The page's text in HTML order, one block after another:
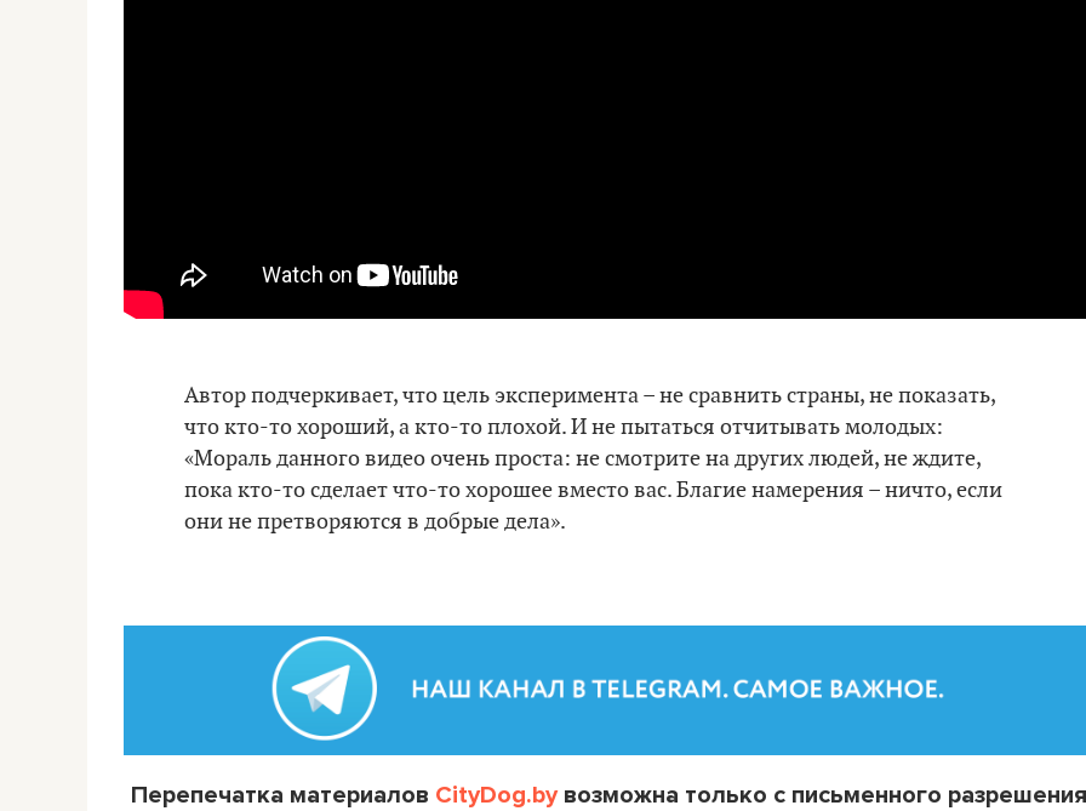
Автор подчеркивает, что цель эксперимента – не сравнить страны, не показать,
что кто-то хороший, а кто-то плохой. И не пытаться отчитывать молодых:
«Мораль данного видео очень проста: не смотрите на других людей, не ждите,
пока кто-то сделает что-то хорошее вместо вас. Благие намерения – ничто, если
они не претворяются в добрые дела».
Перепечатка материалов CityDog.byвозможна только с письменного разрешения